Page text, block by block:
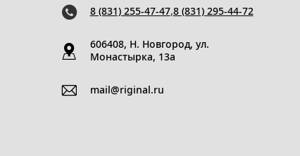
8 (831) 255-47-47,8 (831) 295-44-72
606408, Н. Новгород, ул.
Монастырка, 13a
mail@riginal.ru